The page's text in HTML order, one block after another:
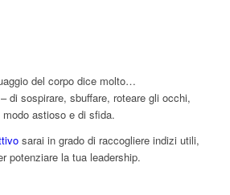
del corpo dice molto…
di sospirare, sbuffare, roteare gli occhi,
astioso e di sfida.
sarai in grado di raccogliere indizi utili,
potenziare la tua leadership.